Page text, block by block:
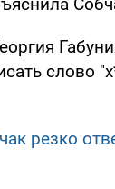
слово
резко